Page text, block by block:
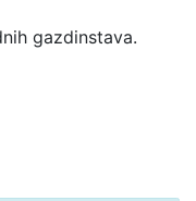
gazdinstava.